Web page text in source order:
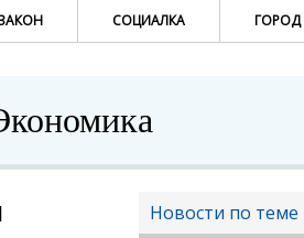
СОЦИАЛКА ГОРОД
Новости по теме